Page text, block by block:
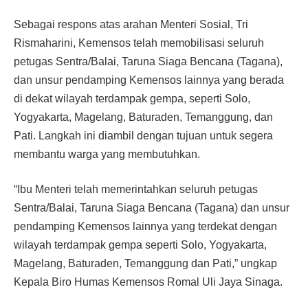
Sebagai respons atas arahan Menteri Sosial, Tri
Rismaharini, Kemensos telah memobilisasi seluruh
petugas Sentra/Balai, Taruna Siaga Bencana (Tagana),
dan unsur pendamping Kemensos lainnya yang berada
di dekat wilayah terdampak gempa, seperti Solo,
Yogyakarta, Magelang, Baturaden, Temanggung, dan
Pati. Langkah ini diambil dengan tujuan untuk segera
membantu warga yang membutuhkan.
“Ibu Menteri telah memerintahkan seluruh petugas
Sentra/Balai, Taruna Siaga Bencana (Tagana) dan unsur
pendamping Kemensos lainnya yang terdekat dengan
wilayah terdampak gempa seperti Solo, Yogyakarta,
Magelang, Baturaden, Temanggung dan Pati,” ungkap
Kepala Biro Humas Kemensos Romal Uli Jaya Sinaga.